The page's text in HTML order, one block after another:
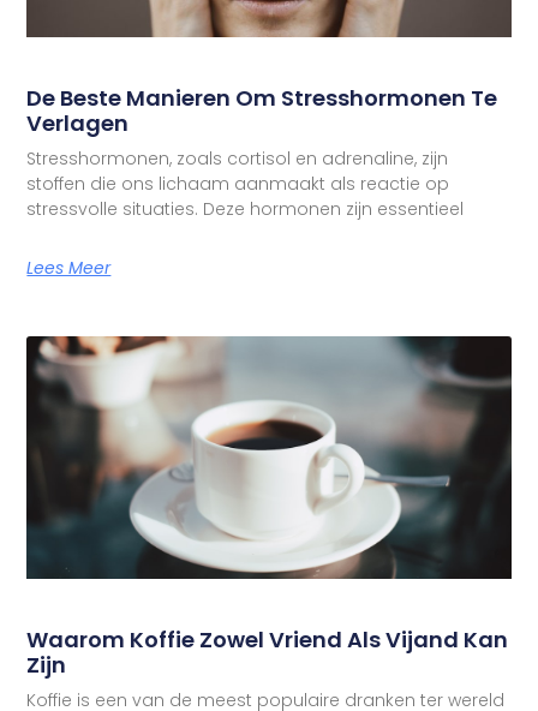
De Beste Manieren Om Stresshormonen Te
Verlagen
Stresshormonen, zoals cortisol en adrenaline, zijn
stoffen die ons lichaam aanmaakt als reactie op
stressvolle situaties. Deze hormonen zijn essentieel
Lees Meer
Waarom Koffie Zowel Vriend Als Vijand Kan
Zijn
Koffie is een van de meest populaire dranken ter wereld